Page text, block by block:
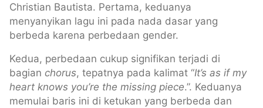
Christian Bautista. Pertama, keduanya
menyanyikan lagu ini pada nada dasar yang
berbeda karena perbedaan gender.
Kedua, perbedaan cukup signifikan terjadi di
bagian chorus, tepatnya pada kalimat “It’s as if my
heart knows you’re the missing piece.”. Keduanya
memulai baris ini di ketukan yang berbeda dan